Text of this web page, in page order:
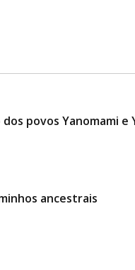
povos Yanomami e
ancestrais